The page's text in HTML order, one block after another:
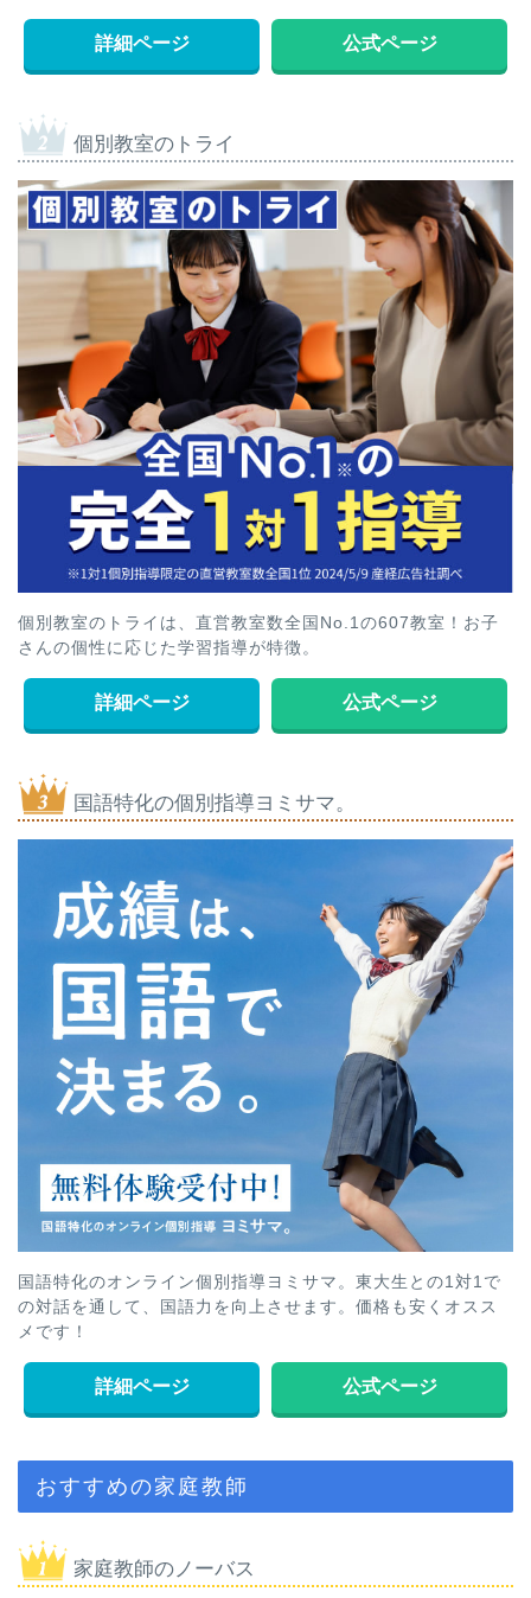
詳細ページ 公式ページ
個別教室のトライ
個別教室のトライは、直営教室数全国No.1の607教室！お子
さんの個性に応じた学習指導が特徴。
詳細ページ 公式ページ
国語特化の個別指導ヨミサマ。
国語特化のオンライン個別指導ヨミサマ。東大生との1対1で
の対話を通して、国語力を向上させます。価格も安くオスス
メです！
詳細ページ 公式ページ
おすすめの家庭教師
家庭教師のノーバス